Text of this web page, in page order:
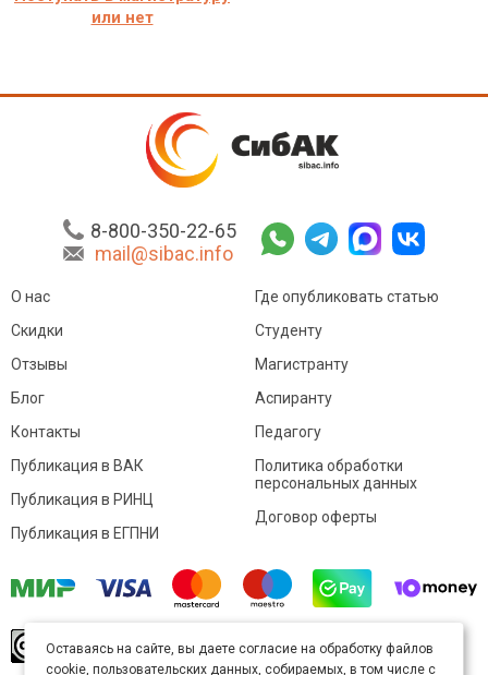
или нет
8-800-350-22-65
mail@sibac.info
О нас
Скидки
Отзывы
Блог
Контакты
Где опубликовать статью
Студенту
Магистранту
Аспиранту
Педагогу
Публикация в ВАК
Публикация в РИНЦ
Публикация в ЕГПНИ
Политика обработки
персональных данных
Договор оферты
произведение доступно полицензии Creative
Оставаясь на сайте, вы даете согласие на обработку файлов
cookie, пользовательских данных, собираемых, в том числе с